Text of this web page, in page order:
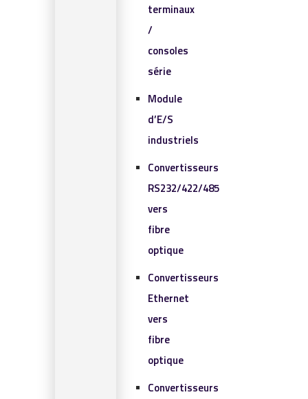
terminaux
/
consoles
série
Module
d’E/S
industriels
Convertisseurs
RS232/422/485
vers
fibre
optique
Convertisseurs
Ethernet
vers
fibre
optique
Convertisseurs